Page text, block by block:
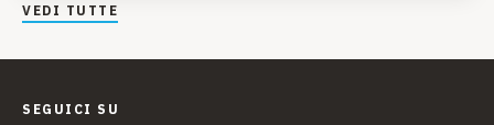
VEDI TUTTE
SEGUICI SU